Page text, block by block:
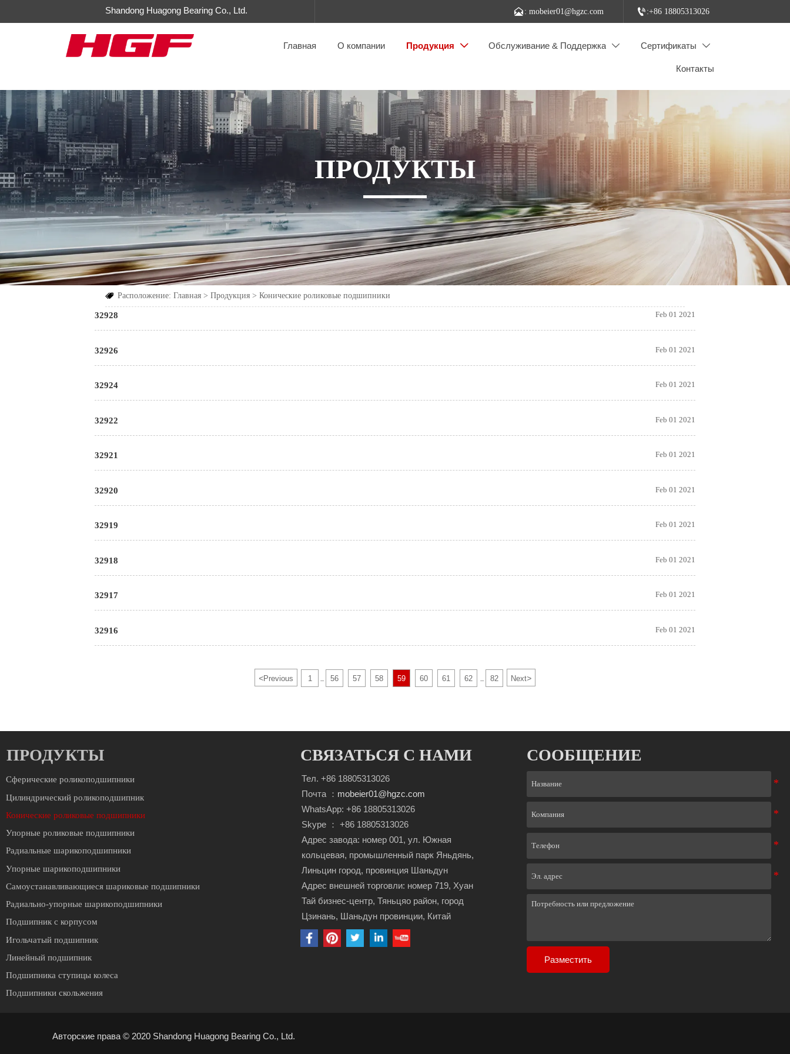
Shandong Huagong Bearing Co., Ltd. : mobeier01@hgzc.com :+86 18805313026
Главная О компании Продукция  Обслуживание & Поддержка  Сертификаты 
Контакты
ПРОДУКТЫ
 Расположение:Главная >Продукция >Конические роликовые подшипники
32928 Feb 01 2021
32926 Feb 01 2021
32924 Feb 01 2021
32922 Feb 01 2021
32921 Feb 01 2021
32920 Feb 01 2021
32919 Feb 01 2021
32918 Feb 01 2021
32917 Feb 01 2021
32916 Feb 01 2021
<Previous 1 ... 56 57 58 59 60 61 62 ... 82 Next>
ПРОДУКТЫ
Сферические роликоподшипники
Цилиндрический роликоподшипник
Конические роликовые подшипники
Упорные роликовые подшипники
Радиальные шарикоподшипники
Упорные шарикоподшипники
Cамоустанавливающиеся шариковые подшипники
Радиально-упорные шарикоподшипники
Подшипник с корпусом
Игольчатый подшипник
Линейный подшипник
Подшипника ступицы колеса
Подшипники скольжения
СВЯЗАТЬСЯ С НАМИ
Тел. +86 18805313026
Почта ： mobeier01@hgzc.com
WhatsApp: +86 18805313026
Skype ： +86 18805313026
Адрес завода: номер 001, ул. Южная
кольцевая, промышленный парк Яньдянь,
Линьцин город, провинция Шаньдун
Адрес внешней торговли: номер 719, Хуан
Тай бизнес-центр, Тяньцяо район, город
Цзинань, Шаньдун провинции, Китай
СООБЩЕНИЕ
Разместить
Авторские права © 2020 Shandong Huagong Bearing Co., Ltd.